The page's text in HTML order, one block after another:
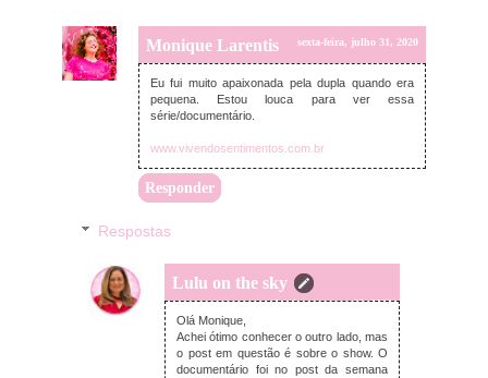
Monique Larentis sexta-feira, julho 31, 2020
Eu fui muito apaixonada pela dupla quando era
pequena. Estou louca para ver essa
série/documentário.
www.vivendosentimentos.com.br
Responder
Respostas
Lulu on the sky
domingo, agosto 02, 2020
Olá Monique,
Achei ótimo conhecer o outro lado, mas
o post em questão é sobre o show. O
documentário foi no post da semana